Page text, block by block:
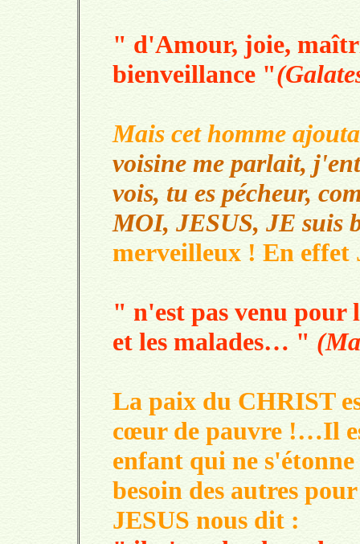
" d'Amour, joie,
bienveillance "
Mais cet homme
voisine me parlait,
vois, tu es pécheur,
MOI, JESUS, JE
merveilleux ! En effet
" n'est pas venu pour
et les malades… "
La paix du CHRIST
cœur de pauvre !…Il
enfant qui ne
besoin des autres
JESUS nous dit :